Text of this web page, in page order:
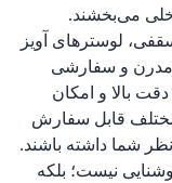
می‌بخشند.
لوسترهای آویز
مدرن و سفارشی
بالا و امکان
مختلف قابل سفارش
شما داشته باشند.
نیست؛ بلکه